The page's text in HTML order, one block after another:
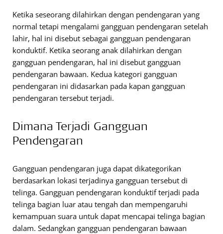
Ketika seseorang dilahirkan dengan pendengaran yang
normal tetapi mengalami gangguan pendengaran setelah
lahir, hal ini disebut sebagai gangguan pendengaran
konduktif. Ketika seorang anak dilahirkan dengan
gangguan pendengaran, hal ini disebut gangguan
pendengaran bawaan. Kedua kategori gangguan
pendengaran ini didasarkan pada kapan gangguan
pendengaran tersebut terjadi.
Dimana Terjadi Gangguan
Pendengaran
Gangguan pendengaran juga dapat dikategorikan
berdasarkan lokasi terjadinya gangguan tersebut di
telinga. Gangguan pendengaran konduktif terjadi pada
telinga bagian luar atau tengah dan mempengaruhi
kemampuan suara untuk dapat mencapai telinga bagian
dalam. Sedangkan gangguan pendengaran bawaan